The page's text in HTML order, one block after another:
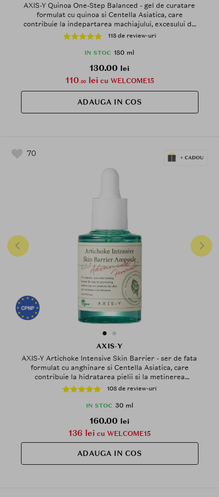
AXIS-Y Quinoa One-Step Balanced - gel de curatare
formulat cu quinoa si Centella Asiatica, care
contribuie la indepartarea machiajului, excesului de
sebum si acumularilor din timpul zilei si la metinerea
pH-ului natural al pielii - 180 ml
118 de review-uri
IN STOC 180 ml
130.00 lei
110.50lei cu WELCOME15
ADAUGA IN COS
70
AXIS-Y
AXIS-Y Artichoke Intensive Skin Barrier - ser de fata
formulat cu anghinare si Centella Asiatica, care
contribuie la hidratarea pielii si la metinerea
confortului cutanat - 30 ml
108 de review-uri
IN STOC 30 ml
160.00 lei
136 lei cu WELCOME15
ADAUGA IN COS